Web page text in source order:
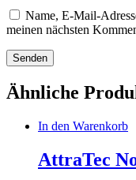
Name, E-Mail-
meinen nächsten
Ähnliche
In den Warenkorb
AttraTec